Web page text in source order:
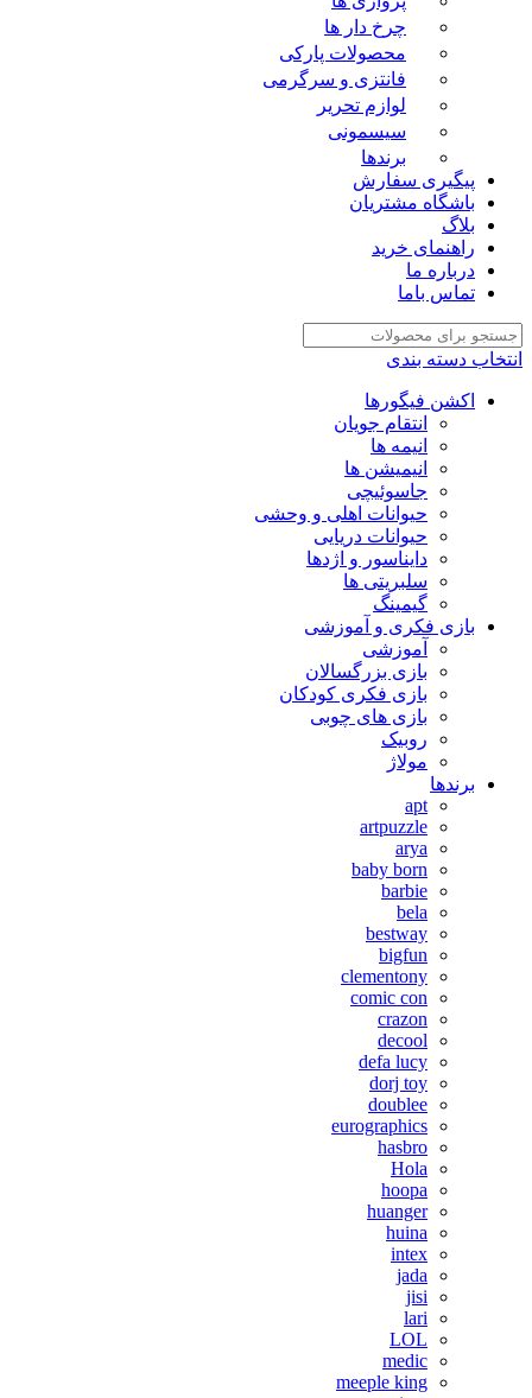
چرخ دار ها
محصولات پارکی
فانتزی و سرگرمی
لوازم تحریر
سیسمونی
برندها
پیگیری سفارش
باشگاه مشتریان
بلاگ
راهنمای خرید
درباره ما
تماس باما
انتخاب دسته بندی
اکشن فیگورها
انتقام جویان
انیمه ها
انیمیشن ها
جاسوئیچی
حیوانات اهلی و وحشی
حیوانات دریایی
دایناسور و اژدها
سلبریتی ها
گیمینگ
بازی فکری و آموزشی
آموزشی
بازی بزرگسالان
بازی فکری کودکان
بازی های چوبی
روبیک
مولاژ
برندها
apt
artpuzzle
arya
baby born
barbie
bela
bestway
bigfun
clementony
comic con
crazon
decool
defa lucy
dorj toy
doublee
eurographics
hasbro
Hola
hoopa
huanger
huina
intex
jada
jisi
lari
LOL
medic
meeple king